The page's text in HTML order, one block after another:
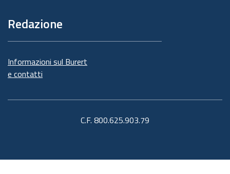
Redazione
Informazioni sul Burert
e contatti
C.F. 800.625.903.79